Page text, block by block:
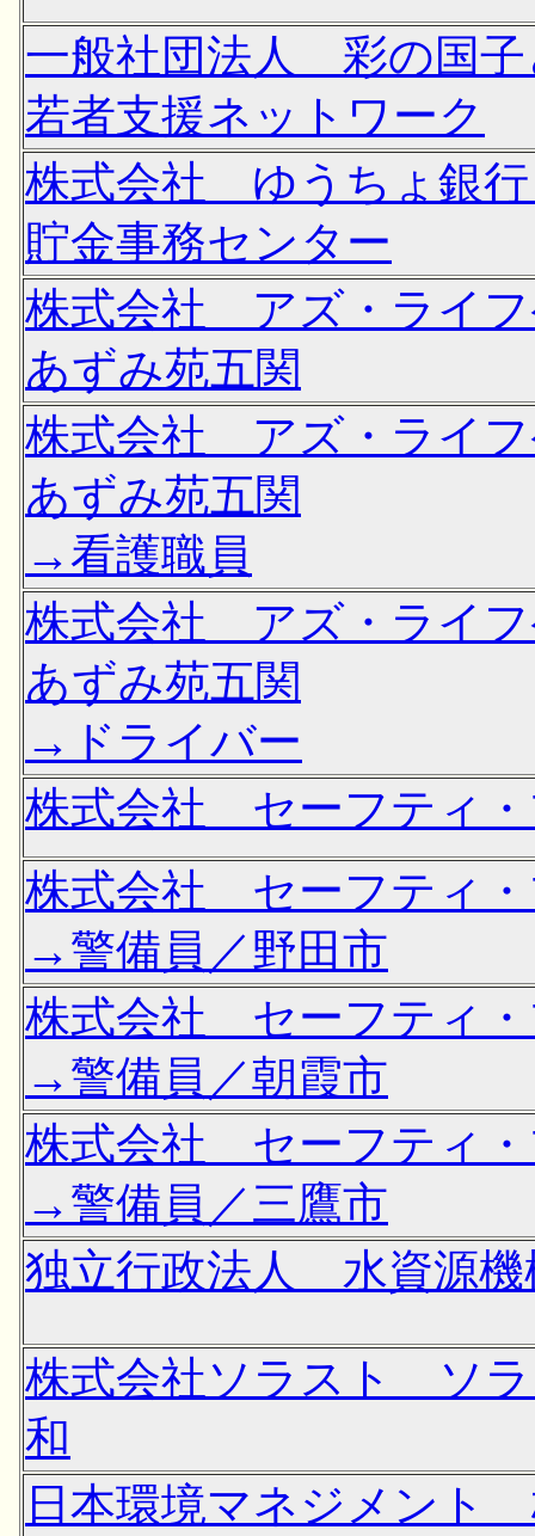
一般社団法人 彩の国子
若者支援ネットワーク
株式会社 ゆうちょ銀
貯金事務センター
株式会社 アズ・ライ
あずみ苑五関
株式会社 アズ・ライ
あずみ苑五関
→看護職員
株式会社 アズ・ライ
あずみ苑五関
→ドライバー
株式会社 セーフティ
株式会社 セーフティ
→警備員／野田市
株式会社 セーフティ
→警備員／朝霞市
株式会社 セーフティ
→警備員／三鷹市
独立行政法人 水資源機
株式会社ソラスト ソ
和
日本環境マネジメント